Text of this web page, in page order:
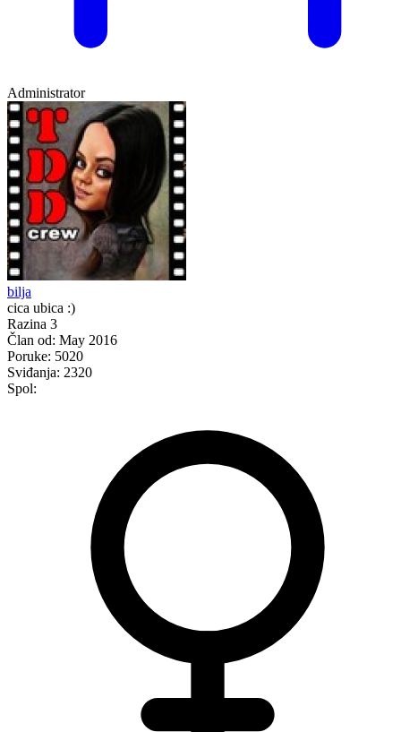
Administrator
bilja
cica ubica :)
Razina 3
Član od: May 2016
Poruke: 5020
Sviđanja: 2320
Spol: